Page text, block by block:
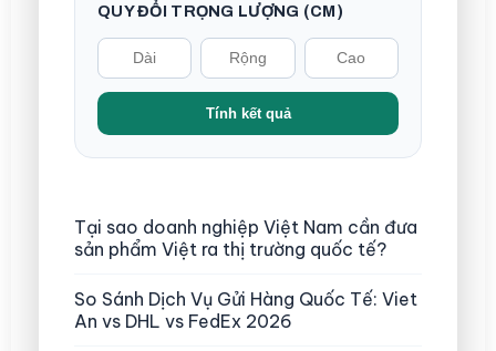
QUY ĐỔI TRỌNG LƯỢNG (CM)
Tính kết quả
Tại sao doanh nghiệp Việt Nam cần đưa
sản phẩm Việt ra thị trường quốc tế?
So Sánh Dịch Vụ Gửi Hàng Quốc Tế: Viet
An vs DHL vs FedEx 2026